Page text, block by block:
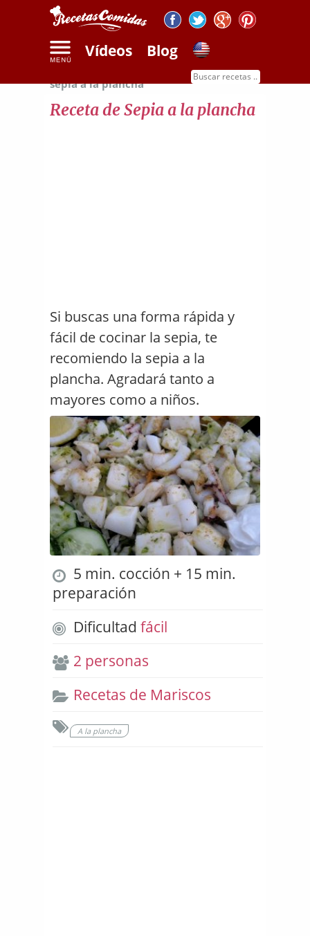
Vídeos Blog
Receta de
sepia a la plancha
Receta de Sepia a la plancha
Si buscas una forma rápida y
fácil de cocinar la sepia, te
recomiendo la sepia a la
plancha. Agradará tanto a
mayores como a niños.
5 min. cocción + 15 min.
preparación
Dificultad fácil
2 personas
Recetas de Mariscos
A la plancha